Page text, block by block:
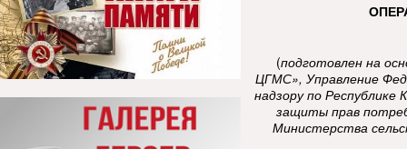
(подготовлен на
ЦГМС», Управление
надзору по Республике
защиты прав
Министерства